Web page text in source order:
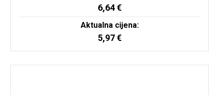
6,64€
Aktualna cijena:
5,97€
Pročitaj više